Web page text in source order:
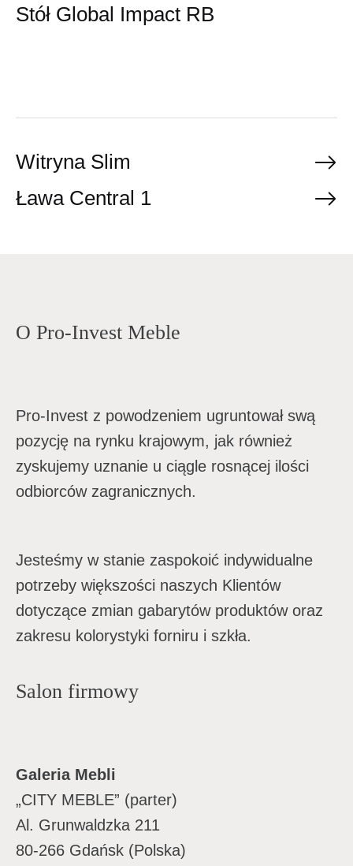
Stół Global Impact RB
P
o
a
i
g
a
i
o
n
Witryna Slim
Ława Central 1
O Pro-Invest Meble
Pro-Invest z powodzeniem ugruntował swą
pozycję na rynku krajowym, jak również
zyskujemy uznanie u ciągle rosnącej ilości
odbiorców zagranicznych.
Jesteśmy w stanie zaspokoić indywidualne
potrzeby większości naszych Klientów
dotyczące zmian gabarytów produktów oraz
zakresu kolorystyki forniru i szkła.
Salon firmowy
Galeria Mebli
„CITY MEBLE” (parter)
Al. Grunwaldzka 211
80-266 Gdańsk (Polska)